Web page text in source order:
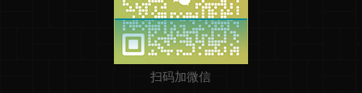
扫码加微信